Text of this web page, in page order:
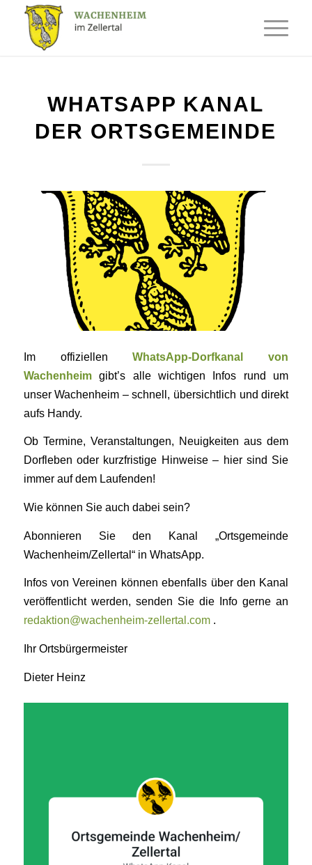
WHATSAPP KANAL
DER ORTSGEMEINDE
Im offiziellenWhatsApp-Dorfkanal von
Wachenheimgibt’s alle wichtigen Infos rund um
unser Wachenheim – schnell, übersichtlich und direkt
aufs Handy.
Ob Termine, Veranstaltungen, Neuigkeiten aus dem
Dorfleben oder kurzfristige Hinweise – hier sind Sie
immer auf dem Laufenden!
Wie können Sie auch dabei sein?
Abonnieren Sie den Kanal „Ortsgemeinde
Wachenheim/Zellertal“ in WhatsApp.
Infos von Vereinen können ebenfalls über den Kanal
veröffentlicht werden, senden Sie die Info gerne an
redaktion@wachenheim-zellertal.com.
Ihr Ortsbürgermeister
Dieter Heinz